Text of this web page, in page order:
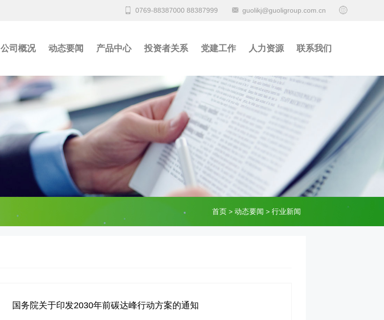
0769-88387000 88387999 guolikj@guoligroup.com.cn
公司概况 动态要闻 产品中心 投资者关系 党建工作 人力资源 联系我们
首页 > 动态要闻 > 行业新闻
国务院关于印发2030年前碳达峰行动方案的通知